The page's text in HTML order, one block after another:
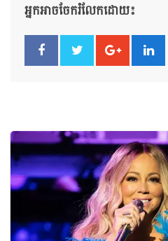
អ្នកអាចចែករំលែកដោយ៖